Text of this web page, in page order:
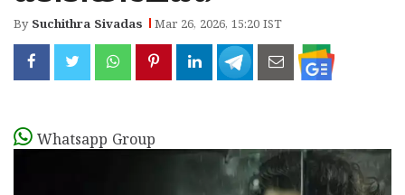
By Suchithra Sivadas Mar 26, 2026, 15:20 IST
Whatsapp Group